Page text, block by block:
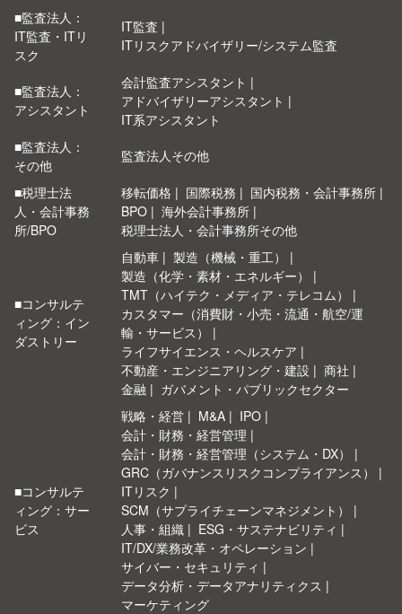
■監査法人：
IT監査・ITリ
スク
IT監査
ITリスクアドバイザリー/システム監査
■監査法人：
アシスタント
会計監査アシスタント
アドバイザリーアシスタント
IT系アシスタント
■監査法人：
その他
監査法人その他
■税理士法
人・会計事務
所/BPO
移転価格 国際税務
国内税務・会計事務所
BPO
海外会計事務所
税理士法人・会計事務所その他
■コンサルテ
ィング：イン
ダストリー
自動車
製造（機械・重工）
製造（化学・素材・エネルギー）
TMT（ハイテク・メディア・テレコム）
カスタマー（消費財・小売・流通・航空/運
輸・サービス）
ライフサイエンス・ヘルスケア
不動産・エンジニアリング・建設
商社
金融
ガバメント・パブリックセクター
■コンサルテ
ィング：サー
ビス
戦略・経営 M&A
IPO
会計・財務・経営管理
会計・財務・経営管理（システム・DX）
GRC（ガバナンスリスクコンプライアンス）
ITリスク
SCM（サプライチェーンマネジメント）
人事・組織
ESG・サステナビリティ
IT/DX/業務改革・オペレーション
サイバー・セキュリティ
データ分析・データアナリティクス
マーケティング